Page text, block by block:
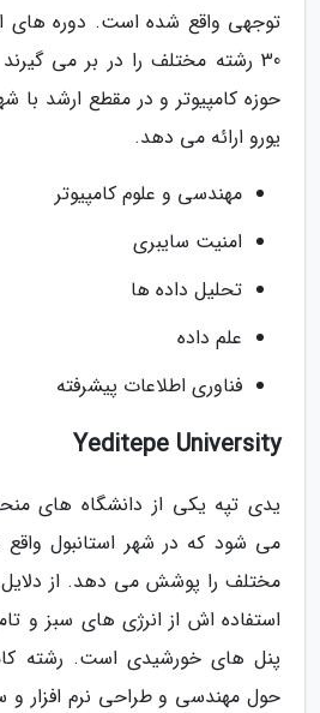
توجهی واقع شده است. دوره های
30 رشته مختلف را در بر می
یورو ارائه می دهد.
مهندسی و علوم کامپیوتر
امنیت سایبری
تحلیل داده ها
علم داده
فناوری اطلاعات پیشرفته
Yeditepe University
یدی تپه یکی از دانشگاه های
مختلف را پوشش می دهد. از دلایل
استفاده اش از انرژی های سبز و
پنل های خورشیدی است. رشته
حول مهندسی و طراحی نرم افزار